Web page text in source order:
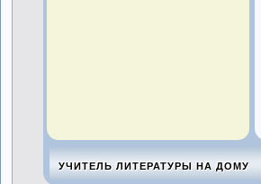
УЧИТЕЛЬ ЛИТЕРАТУРЫ НА ДОМУ